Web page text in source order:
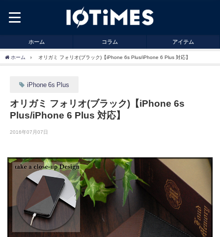
ホーム コラム アイテム
ホーム オリガミ フォリオ(ブラック)【iPhone 6s Plus/iPhone 6 Plus 対応】
iPhone 6s Plus
オリガミ フォリオ(ブラック)【iPhone 6s
Plus/iPhone 6 Plus 対応】
2016年07月07日